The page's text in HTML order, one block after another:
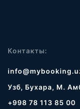
Контакты:
Узб, Бухара, М.
+998 78 113 85 00